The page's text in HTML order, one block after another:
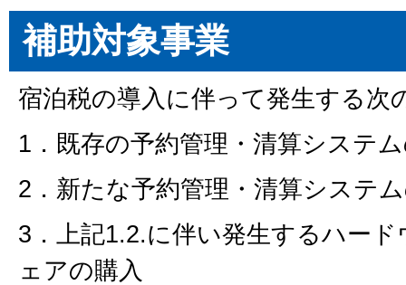
補助対象事業
宿泊税の導入に伴って発生する次
1．既存の予約管理・清算システ
2．新たな予約管理・清算システ
3．上記1.2.に伴い発生するハー
ェアの購入